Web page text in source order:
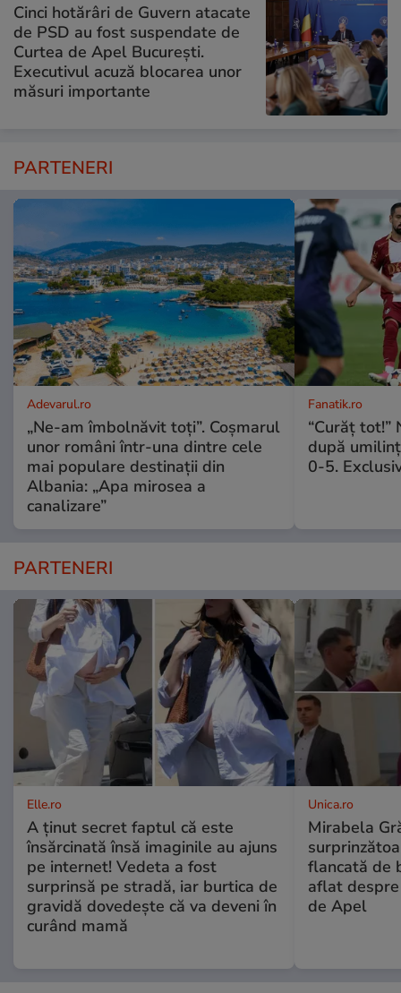
Cinci hotărâri de Guvern atacate
de PSD au fost suspendate de
Curtea de Apel București.
Executivul acuză blocarea unor
măsuri importante
PARTENERI
Adevarul.ro
„Ne-am îmbolnăvit toți”. Coșmarul
unor români într-una dintre cele
mai populare destinații din
Albania: „Apa mirosea a
canalizare”
Fanatik.ro
“Curăț tot!”
după
0-5.
PARTENERI
Elle.ro
A ținut secret faptul că este
însărcinată însă imaginile au ajuns
pe internet! Vedeta a fost
surprinsă pe stradă, iar burtica de
gravidă dovedește că va deveni în
curând mamă
Unica.ro
Mirabela
flancată de
aflat
de Apel